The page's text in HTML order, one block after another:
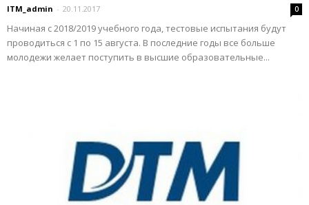
ITM_admin - 20.11.2017 0
Начиная с 2018/2019 учебного года, тестовые испытания будут
проводиться с 1 по 15 августа. В последние годы все больше
молодежи желает поступить в высшие образовательные...